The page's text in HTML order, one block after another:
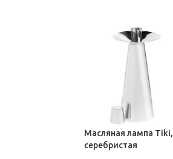
Масляная лампа Tiki,
серебристая